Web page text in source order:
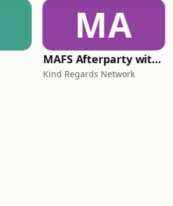
MA
MAFS Afterparty with Lauren Dunn & Sara Mesa
Kind Regards Network